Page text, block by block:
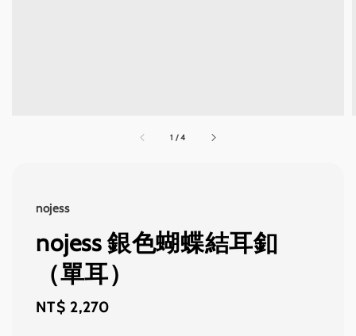
1 /4
nojess
nojess 銀色蝴蝶結耳釦
（單耳）
Regular
NT$ 2,270